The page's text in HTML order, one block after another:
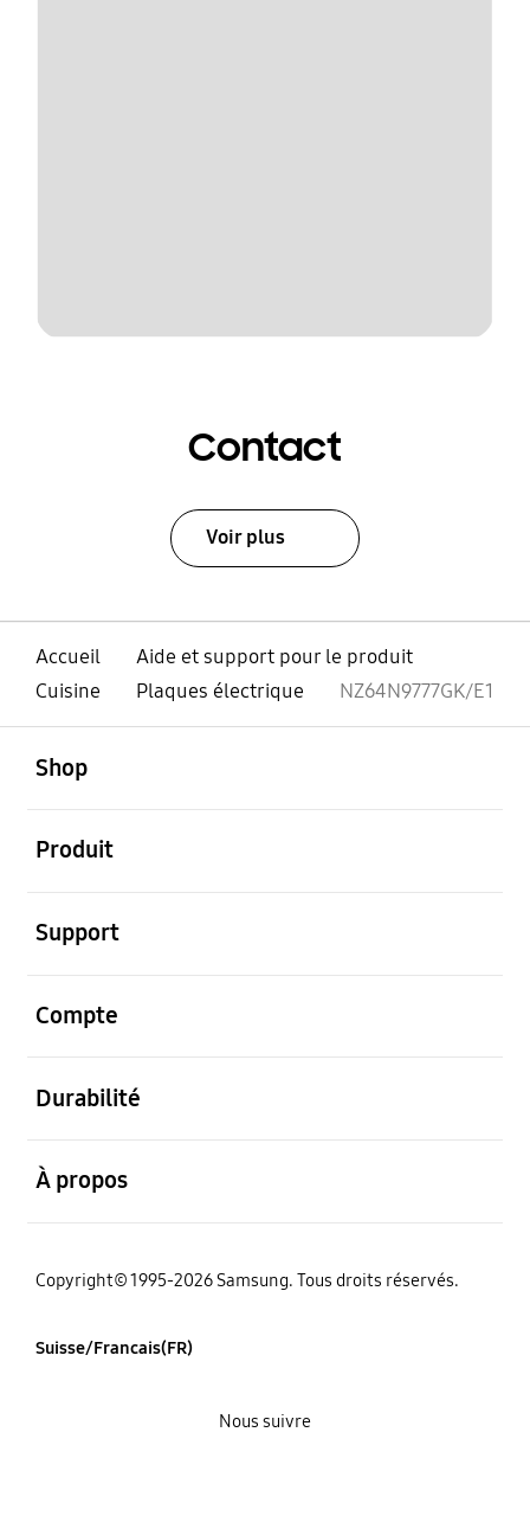
Contact
Voir plus
Accueil
Aide et support pour le produit
Cuisine
Plaques électrique NZ64N9777GK/E1
Shop
Produit
Support
Compte
Durabilité
À propos
Copyright© 1995-2026 Samsung. Tous droits réservés.
Suisse/Francais(FR)
Nous suivre